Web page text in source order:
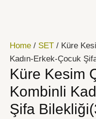
Home / SET / Küre
Kadın-Erkek-Çocuk
Küre Kesim
Kombinli
Şifa
Doğaltaş
Kombinli
Kadın-
Erkek-
Çocuk
Şifa